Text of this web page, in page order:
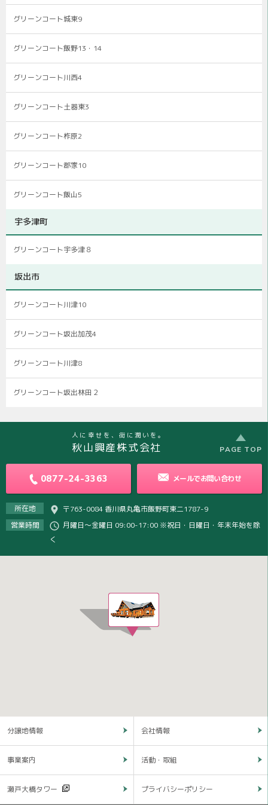
グリーンコート城東9
グリーンコート飯野13・14
グリーンコート川西4
グリーンコート土器東3
グリーンコート柞原2
グリーンコート郡家10
グリーンコート飯山5
宇多津町
グリーンコート宇多津８
坂出市
グリーンコート川津10
グリーンコート坂出加茂4
グリーンコート川津8
グリーンコート坂出林田２
人に幸せを、街に潤いを。
秋山興産株式会社
所在地
〒763-0084 香川県丸亀市飯野町東二1787-9
営業時間
月曜日～金曜日 09:00-17:00 ※祝日・日曜日・年末年始を除
く
0877-24-3363 メールでお問い合わせ
PAGE TOP
分譲地情報 会社情報
事業案内 活動・取組
瀬戸大橋タワー プライバシーポリシー